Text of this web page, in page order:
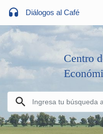
Diálogos al Café
Centro